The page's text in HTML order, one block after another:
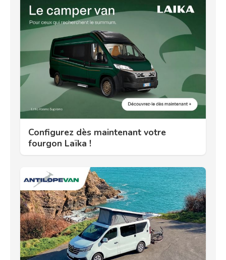
Configurez dès maintenant votre
fourgon Laïka !